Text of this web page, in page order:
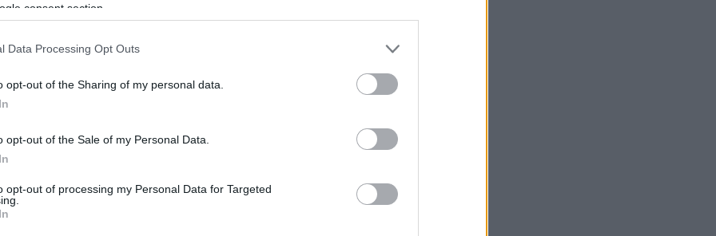
consent section.
Data Processing Opt Outs
opt-out of the Sharing of my personal data.
opt-out of the Sale of my Personal Data.
opt-out of processing my Personal Data for Targeted
kļūs mazāk un daudzviet uzspīdēs saule.
vietām – spēcīga snigšana. Pūtīs lēns līdz
vējš.